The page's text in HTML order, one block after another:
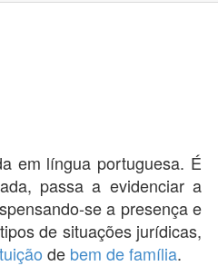
em língua portuguesa. É
passa a evidenciar a
se a presença e
de situações jurídicas,
de bem de família.